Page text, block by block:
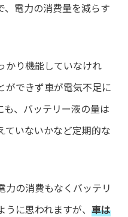
、電力の消費量を減らす
かり機能していなけれ
ができず車が電気不足に
も、バッテリー液の量は
ていないかなど定期的な
力の消費もなくバッテリ
うに思われますが、車は